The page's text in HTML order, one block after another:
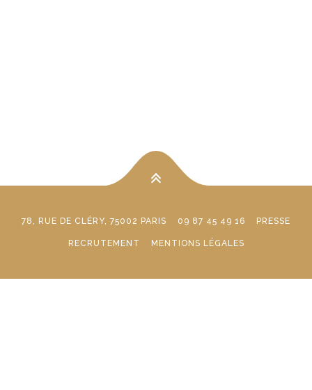
78, RUE DE CLÉRY, 75002 PARIS 09 87 45 49 16 PRESSE
RECRUTEMENT MENTIONS LÉGALES